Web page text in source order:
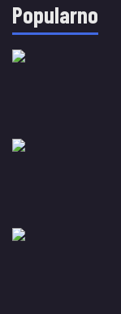
Popularno